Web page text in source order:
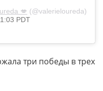
💋 (@valerieloureda)
PDT
три победы в трех